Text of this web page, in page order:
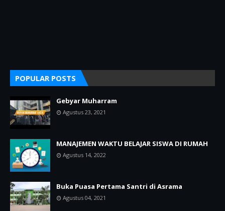
POPULAR POSTS
Gebyar Muharram
Agustus 23, 2021
MANAJEMEN WAKTU BELAJAR SISWA DI RUMAH
Agustus 14, 2022
Buka Puasa Pertama Santri di Asrama
Agustus 04, 2021